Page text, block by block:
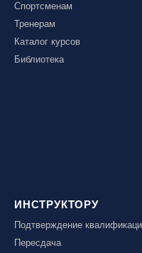
Спортсменам
Тренерам
Каталог курсов
Библиотека
ИНСТРУКТОРУ
Подтверждение
Пересдача